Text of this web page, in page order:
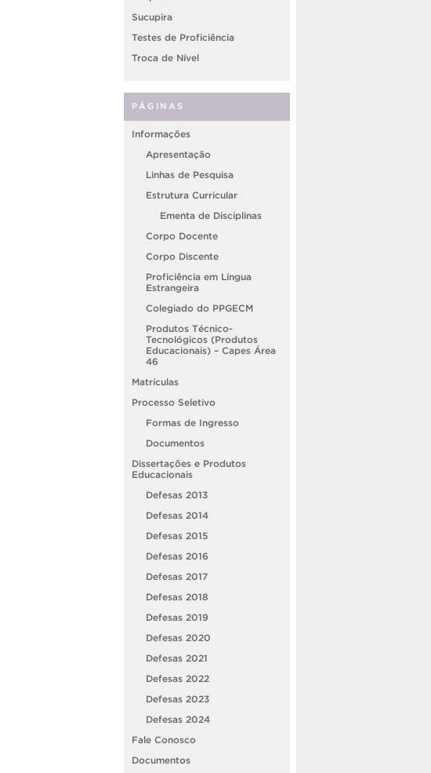
Sucupira
Testes de Proficiência
Troca de Nível
PÁGINAS
Informações
Apresentação
Linhas de Pesquisa
Estrutura Curricular
Ementa de Disciplinas
Corpo Docente
Corpo Discente
Proficiência em Língua
Estrangeira
Colegiado do PPGECM
Produtos Técnico-
Tecnológicos (Produtos
Educacionais) – Capes Área
46
Matrículas
Processo Seletivo
Formas de Ingresso
Documentos
Dissertações e Produtos
Educacionais
Defesas 2013
Defesas 2014
Defesas 2015
Defesas 2016
Defesas 2017
Defesas 2018
Defesas 2019
Defesas 2020
Defesas 2021
Defesas 2022
Defesas 2023
Defesas 2024
Fale Conosco
Documentos